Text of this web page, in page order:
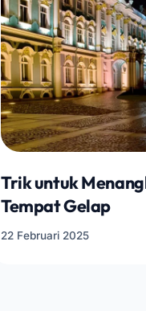
Trik untuk
Tempat Gelap
22 Februari 2025